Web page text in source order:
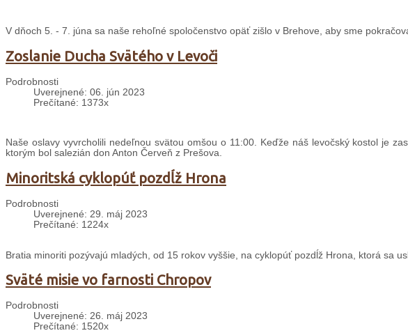
V dňoch 5. - 7. júna sa naše rehoľné spoločenstvo opäť zišlo v Brehove, aby sme
Zoslanie Ducha Svätého v Levoči
Podrobnosti
Uverejnené: 06. jún 2023
Prečítané: 1373x
Naše oslavy vyvrcholili nedeľnou svätou omšou o 11:00. Keďže náš levočský kostol je
ktorým bol salezián don Anton Červeň z Prešova.
Minoritská cyklopúť pozdĺž Hrona
Podrobnosti
Uverejnené: 29. máj 2023
Prečítané: 1224x
Bratia minoriti pozývajú mladých, od 15 rokov vyššie, na cyklopúť pozdĺž Hrona, ktorá sa
Sväté misie vo farnosti Chropov
Podrobnosti
Uverejnené: 26. máj 2023
Prečítané: 1520x